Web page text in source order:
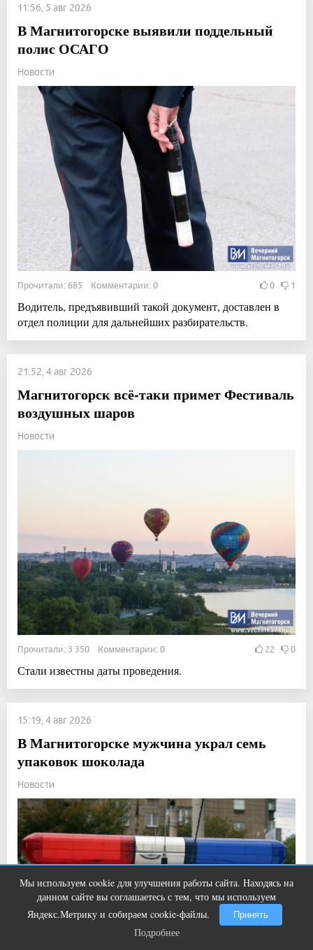
11:56, 5 авг 2026
В Магнитогорске выявили поддельный
полис ОСАГО
Новости
Прочитали: 685 Комментарии: 0 0 1
Водитель, предъявивший такой документ, доставлен в
отдел полиции для дальнейших разбирательств.
21:52, 4 авг 2026
Магнитогорск всё-таки примет Фестиваль
воздушных шаров
Новости
Прочитали: 3 350 Комментарии: 0 22 0
Стали известны даты проведения.
15:19, 4 авг 2026
В Магнитогорске мужчина украл семь
упаковок шоколада
Новости
Мы используем cookie для улучшения работы сайта. Находясь на
данном сайте вы соглашаетесь с тем, что мы используем
Яндекс.Метрику и собираем cookie-файлы.
Принять
Подробнее
Ногти будут чистыми! Домашний
метод убьет грибок, возьмите 3%-ю…
Подробнее